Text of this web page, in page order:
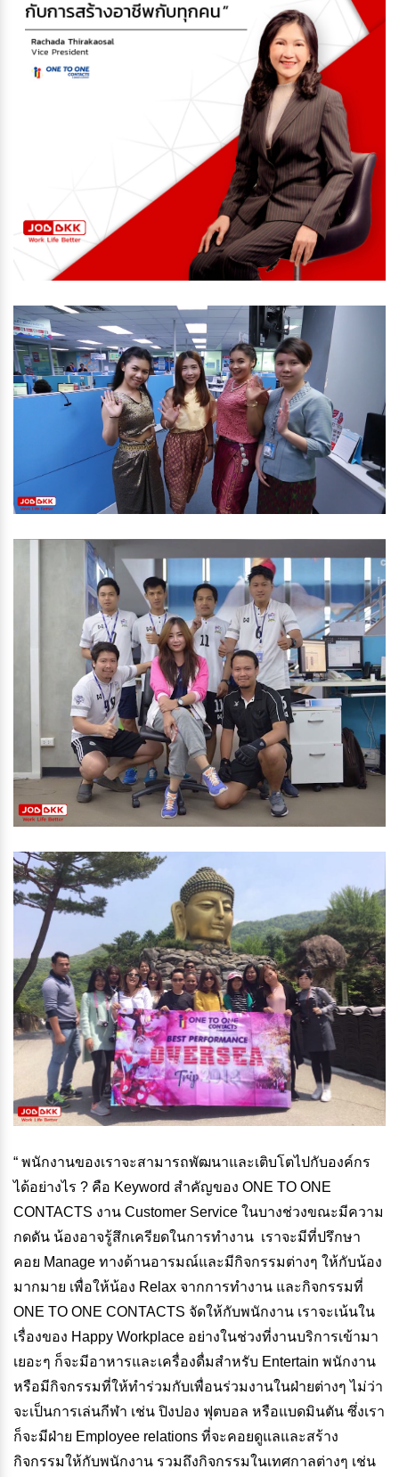
“ พนักงานของเราจะสามารถพัฒนาและเติบโตไปกับองค์กร
ได้อย่างไร ? คือ Keyword สำคัญของ ONE TO ONE
CONTACTS งาน Customer Service ในบางช่วงขณะมีความ
กดดัน น้องอาจรู้สึกเครียดในการทำงาน เราจะมีที่ปรึกษา
คอย Manage ทางด้านอารมณ์และมีกิจกรรมต่างๆ ให้กับน้อง
มากมาย เพื่อให้น้อง Relax จากการทำงาน และกิจกรรมที่
ONE TO ONE CONTACTS จัดให้กับพนักงาน เราจะเน้นใน
เรื่องของ Happy Workplace อย่างในช่วงที่งานบริการเข้ามา
เยอะๆ ก็จะมีอาหารและเครื่องดื่มสำหรับ Entertain พนักงาน
หรือมีกิจกรรมที่ให้ทำร่วมกับเพื่อนร่วมงานในฝ่ายต่างๆ ไม่ว่า
จะเป็นการเล่นกีฬา เช่น ปิงปอง ฟุตบอล หรือแบดมินตัน ซึ่งเรา
ก็จะมีฝ่าย Employee relations ที่จะคอยดูแลและสร้าง
กิจกรรมให้กับพนักงาน รวมถึงกิจกรรมในเทศกาลต่างๆ เช่น